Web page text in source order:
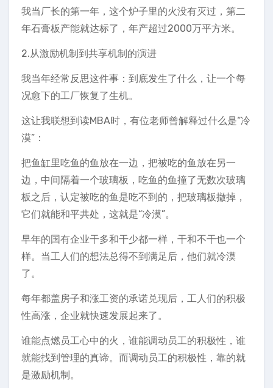
我当厂长的第一年，这个炉子里的火没有灭过，第二
年石膏板产能就达标了，年产超过2000万平方米。
2.从激励机制到共享机制的演进
我当年经常反思这件事：到底发生了什么，让一个每
况愈下的工厂恢复了生机。
这让我联想到读MBA时，有位老师曾解释过什么是“冷
漠”：
把鱼缸里吃鱼的鱼放在一边，把被吃的鱼放在另一
边，中间隔着一个玻璃板，吃鱼的鱼撞了无数次玻璃
板之后，认定被吃的鱼是吃不到的，把玻璃板撤掉，
它们就能和平共处，这就是“冷漠”。
早年的国有企业干多和干少都一样，干和不干也一个
样。当工人们的想法总得不到满足后，他们就冷漠
了。
每年都盖房子和涨工资的承诺兑现后，工人们的积极
性高涨，企业就快速发展起来了。
谁能点燃员工心中的火，谁能调动员工的积极性，谁
就能找到管理的真谛。而调动员工的积极性，靠的就
是激励机制。